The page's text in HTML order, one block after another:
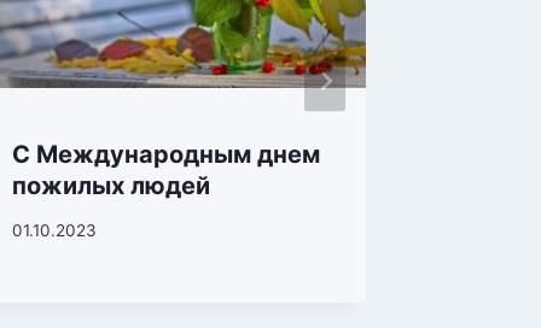
С Международным днем
пожилых людей
01.10.2023